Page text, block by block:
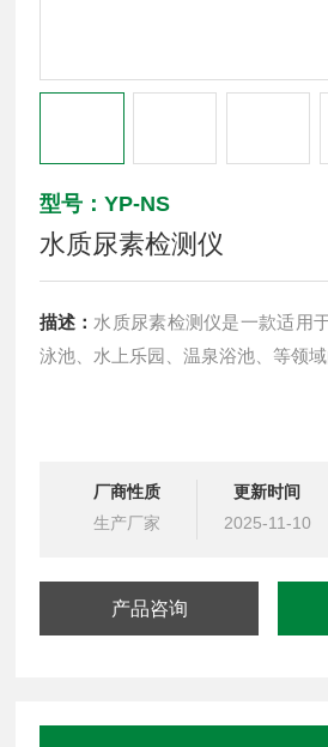
型号：YP-NS
水质尿素检测仪
描述： 水质尿素检测仪是一款适用
泳池、水上乐园、温泉浴池、等领域
厂商性质
生产厂家
更新时间
2025-11-10
产品咨询